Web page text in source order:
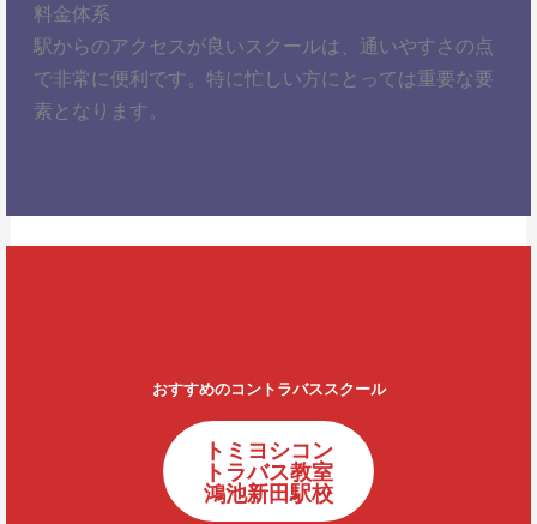
料金体系
駅からのアクセスが良いスクールは、通いやすさの点
で非常に便利です。特に忙しい方にとっては重要な要
素となります。
おすすめのコントラバススクール
トミヨシコン
トラバス教室
鴻池新田駅校